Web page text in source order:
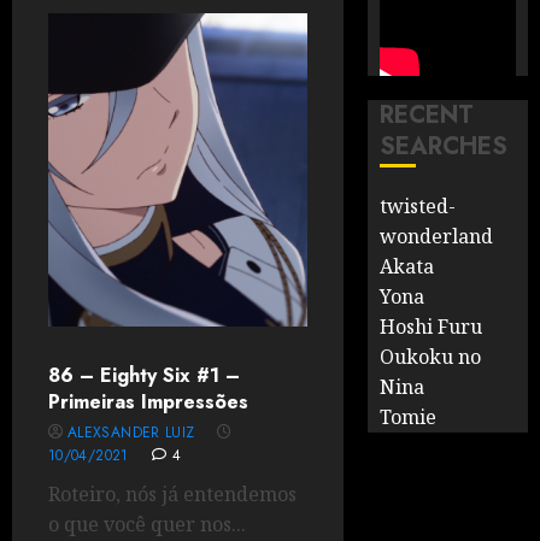
86 – Eighty Six #1 –
Primeiras Impressões
ALEXSANDER LUIZ
10/04/2021
4
Roteiro, nós já entendemos
o que você quer nos...
RECENT
SEARCHES
twisted-
wonderland
Akata
Yona
Hoshi Furu
Oukoku no
Nina
Tomie